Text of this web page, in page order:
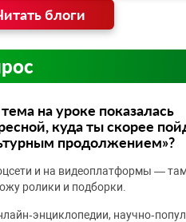
блоги
на уроке показалась
куда ты скорее
продолжением»?
и на видеоплатформы —
ролики и подборки.